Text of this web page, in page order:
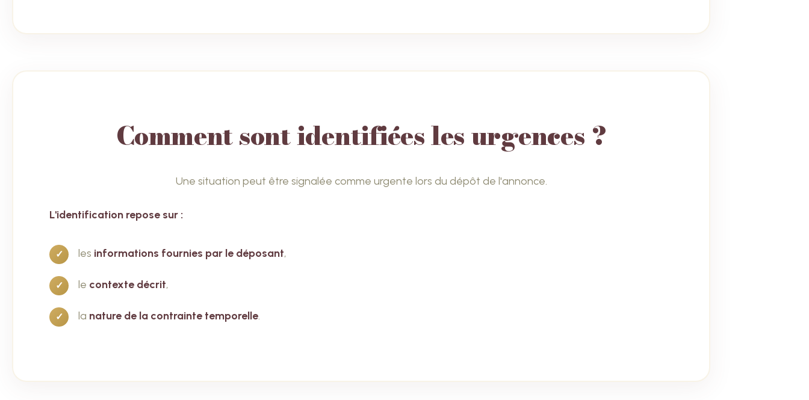
Comment sont identifiées les urgences ?
Une situation peut être signalée comme urgente lors du dépôt de l'annonce.
L'identification repose sur :
les informations fournies par le déposant,
le contexte décrit,
la nature de la contrainte temporelle.